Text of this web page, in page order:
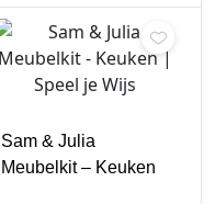
Sam & Julia
Meubelkit – Keuken